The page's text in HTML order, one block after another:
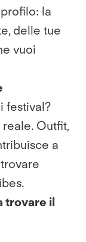
la
delle tue
vuoi
festival?
Outfit,
a
trovare il